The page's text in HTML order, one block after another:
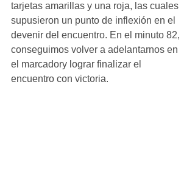
tarjetas amarillas y una roja, las cuales
supusieron un punto de inflexión en el
devenir del encuentro. En el minuto 82,
conseguimos volver a adelantarnos en
el marcadory lograr finalizar el
encuentro con victoria.